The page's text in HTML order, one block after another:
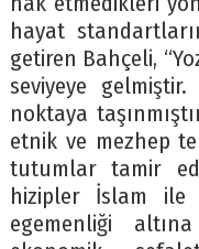
hayat
getiren Bahçeli,
seviyeye
noktaya
etnik ve mezhep
tutumlar tamir
hizipler İslam ile
egemenliği